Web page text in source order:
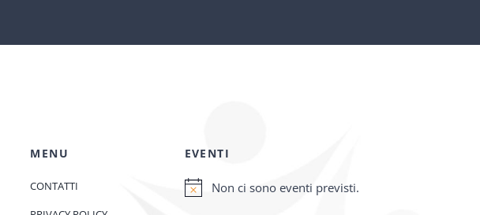
MENU
CONTATTI
EVENTI
Notice
Non ci sono eventi previsti.